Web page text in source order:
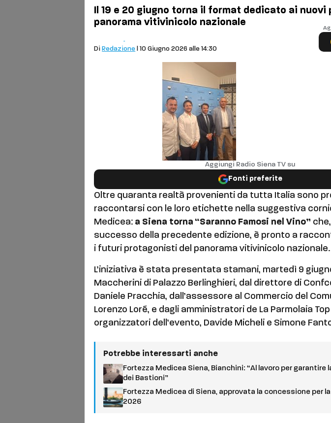
Il 19 e 20 giugno torna il format dedicato ai nuovi
panorama vitivinicolo nazionale
Di Redazione | 10 Giugno 2026 alle 14:30
Aggiungi Radio Siena TV su
Fonti preferite
Oltre quaranta realtà provenienti da tutta Italia sono
raccontarsi con le loro etichette nella suggestiva
Medicea: a Siena torna “Saranno Famosi nel Vino”
successo della precedente edizione, è pronto a
i futuri protagonisti del panorama vitivinicolo nazionale.
L’iniziativa è stata presentata stamani, martedì 9
Maccherini di Palazzo Berlinghieri, dal direttore di
Daniele Pracchia, dall’assessore al Commercio del
Lorenzo Loré, e dagli amministratori de La Parmolaia
organizzatori dell’evento, Davide Micheli e Simone
Potrebbe interessarti anche
Fortezza Medicea Siena, Bianchini: “Al lavoro per garantire
dei Bastioni”
Fortezza Medicea di Siena, approvata la concessione per
2026